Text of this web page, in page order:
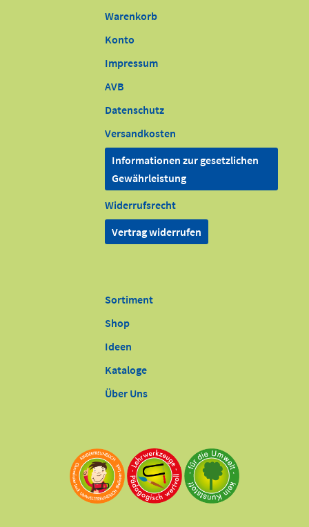
Warenkorb
Konto
Impressum
AVB
Datenschutz
Versandkosten
Informationen zur gesetzlichen
Gewährleistung
Widerrufsrecht
Vertrag widerrufen
Sortiment
Shop
Ideen
Kataloge
Über Uns